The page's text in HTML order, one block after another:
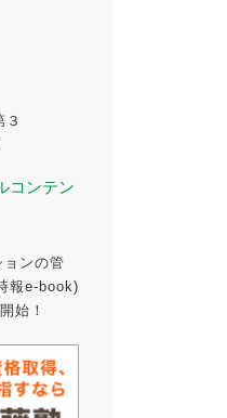
３
コンテン
ョンの管
報e-book)
始！